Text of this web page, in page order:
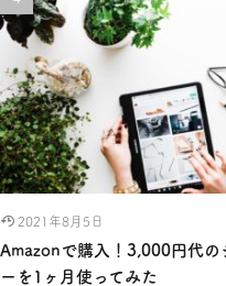
2021年8月5日
Amazonで購入！3,000円代の
ーを1ヶ月使ってみた